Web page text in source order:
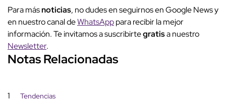
Para másnoticias, no dudes en seguirnos en Google News y
en nuestro canal deWhatsApppara recibir la mejor
información. Te invitamos a suscribirtegratisa nuestro
Newsletter.
Notas Relacionadas
1 Tendencias